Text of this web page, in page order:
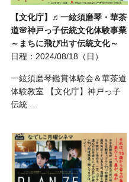
【文化庁】♬一絃須磨琴・華茶
道🌸神戸っ子伝統文化体験事業
～まちに飛び出す伝統文化～
日程：2024/08/18（日）
一絃須磨琴鑑賞体験会＆華茶道
体験教室 【文化庁】神戸っ子
伝統 …